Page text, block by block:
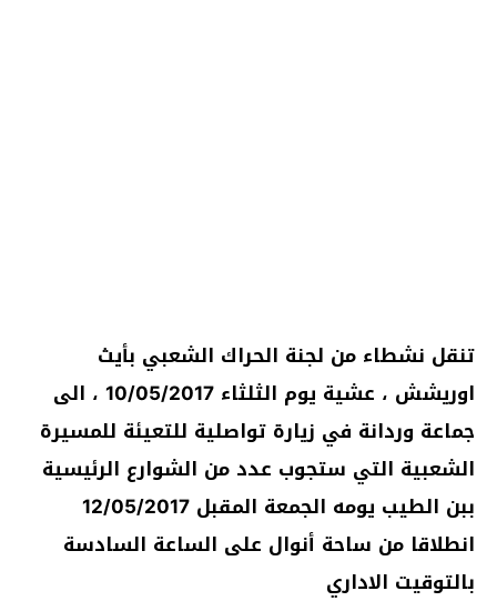
تنقل نشطاء من لجنة الحراك الشعبي بأيث
اوريشش ، عشية يوم الثلثاء 10/05/2017 ، الى
جماعة وردانة في زيارة تواصلية للتعيئة للمسيرة
الشعبية التي ستجوب عدد من الشوارع الرئيسية
ببن الطيب يومه الجمعة المقبل 12/05/2017
انطلاقا من ساحة أنوال على الساعة السادسة
بالتوقيت الاداري